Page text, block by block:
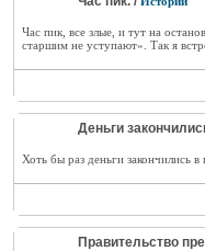
Час пик, все злые, и тут на
старшим не уступают». Так я
Деньги
Хоть бы раз деньги закончились
Правительство